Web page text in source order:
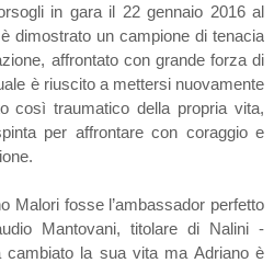
in gara il 22 gennaio 2016 al
dimostrato un campione di tenacia
affrontato con grande forza di
è riuscito a mettersi nuovamente
così traumatico della propria vita,
per affrontare con coraggio e
Malori fosse l’ambassador perfetto
Mantovani, titolare di Nalini -
cambiato la sua vita ma Adriano è